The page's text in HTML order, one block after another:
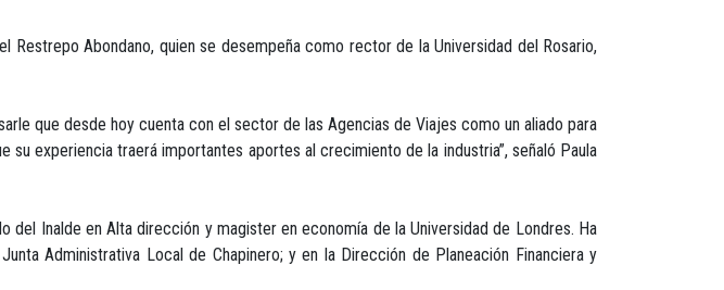
Abondano, quien se desempeña como rector de la Universidad del Rosario,
que desde hoy cuenta con el sector de las Agencias de Viajes como un aliado para
experiencia traerá importantes aportes al crecimiento de la industria”, señaló Paula
Inalde en Alta dirección y magister en economía de la Universidad de Londres. Ha
Administrativa Local de Chapinero; y en la Dirección de Planeación Financiera y